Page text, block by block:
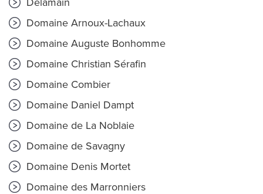
Domaine Arnoux-Lachaux
Domaine Auguste Bonhomme
Domaine Christian Sérafin
Domaine Combier
Domaine Daniel Dampt
Domaine de La Noblaie
Domaine de Savagny
Domaine Denis Mortet
Domaine des Marronniers